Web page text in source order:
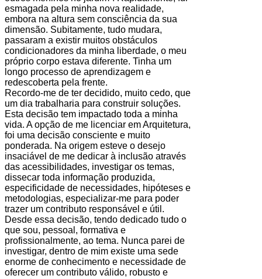
esmagada pela minha nova realidade,
embora na altura sem consciência da sua
dimensão. Subitamente, tudo mudara,
passaram a existir muitos obstáculos
condicionadores da minha liberdade, o meu
próprio corpo estava diferente. Tinha um
longo processo de aprendizagem e
redescoberta pela frente.
Recordo-me de ter decidido, muito cedo, que
um dia trabalharia para construir soluções.
Esta decisão tem impactado toda a minha
vida. A opção de me licenciar em Arquitetura,
foi uma decisão consciente e muito
ponderada. Na origem esteve o desejo
insaciável de me dedicar à inclusão através
das acessibilidades, investigar os temas,
dissecar toda informação produzida,
especificidade de necessidades, hipóteses e
metodologias, especializar-me para poder
trazer um contributo responsável e útil.
Desde essa decisão, tendo dedicado tudo o
que sou, pessoal, formativa e
profissionalmente, ao tema. Nunca parei de
investigar, dentro de mim existe uma sede
enorme de conhecimento e necessidade de
oferecer um contributo válido, robusto e